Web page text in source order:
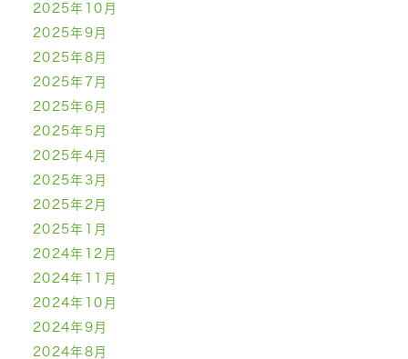
2025年10月
2025年9月
2025年8月
2025年7月
2025年6月
2025年5月
2025年4月
2025年3月
2025年2月
2025年1月
2024年12月
2024年11月
2024年10月
2024年9月
2024年8月